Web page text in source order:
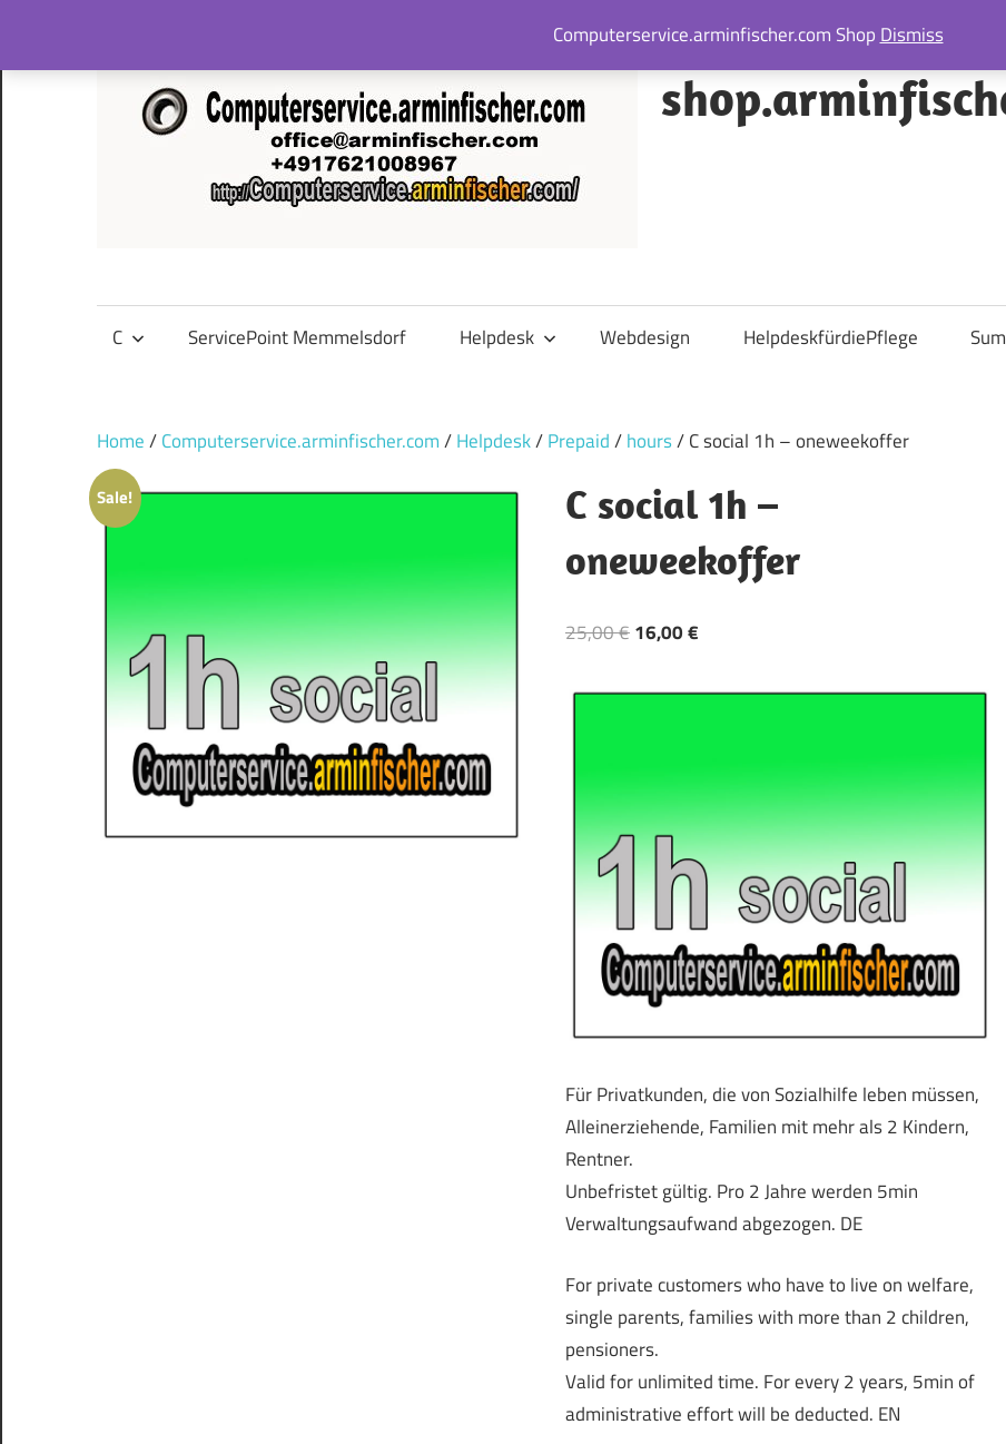
content
C ServicePoint Memmelsdorf Helpdesk Webdesign HelpdeskfürdiePflege
Home/Computerservice.arminfischer.com/Helpdesk/Prepaid/hours/ C social 1h – oneweekoffer
Sale!
C social 1h –
oneweekoffer
25,00€16,00€
Für Privatkunden, die von Sozialhilfe leben müssen,
Alleinerziehende, Familien mit mehr als 2 Kindern,
Rentner.
Unbefristet gültig. Pro 2 Jahre werden 5min
Verwaltungsaufwand abgezogen. DE
For private customers who have to live on welfare,
single parents, families with more than 2 children,
pensioners.
Valid for unlimited time. For every 2 years, 5min of
administrative effort will be deducted. EN
Computerservice.arminfischer.com Shop Dismiss